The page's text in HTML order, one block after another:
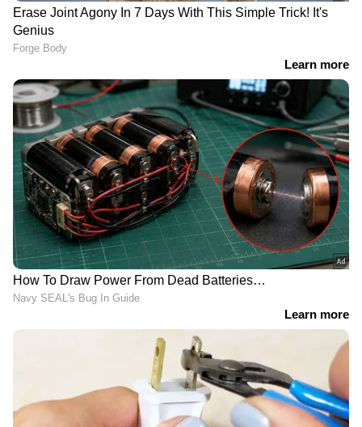
ഈണവുമായുള്ള ട്രെയിലറിലെ മ്യൂസിക്
നൽകിയിരിക്കുന്നത്. കന്നഡയിലെ ശ്രദ്ധേയ
ലോക്നാഥും കാട്ടാളനിൽ
സംഗീതമൊരുക്കുന്നുണ്ട്. ടി സീരീസാണ്
സിനിമയുടെ മ്യൂസിക് റൈറ്റ്സ്
സ്വന്തമാക്കിയിരിക്കുന്നത്. ഷിമാരൂ ആണ്
ഡിജിറ്റൽ ആൻഡ് സാറ്റലൈറ്റ് ഡിസിട്രിബ്യൂട്ടർ
പാർട്നർ. . 'കെ.ജി.എഫ്', 'കാന്താര' തുടങ്ങിയ
ബ്രഹ്മാണ്ഡ ചിത്രങ്ങളുടെ നിർമ്മാതാക്കളായ
ഹോംബാലെ ഫിലിംസാണ് ചിത്രത്തിന്‍റെ
കർണാടകയിലെ തിയേറ്റർ വിതരണാവകാശം
റെക്കോർഡ് തുകയ്ക്ക്
ഡിസ്ട്രിബ്യൂഷൻ രംഗത്തെ അതികായരായ
ഫാർസ് ഫിലിംസാണ് 'കാട്ടാളൻ' സിനിമയുടെ
ഓവർസീസ് ഡിസ്ട്രിബ്യൂഷൻ വിതരണാവകാശം
സ്വന്തമാക്കിയിരിക്കുന്നത്.